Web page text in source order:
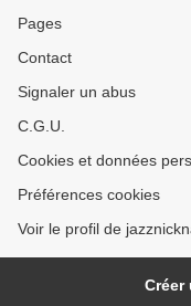
Pages
Contact
Signaler un abus
C.G.U.
Cookies et données
Préférences cookies
Voir le profil de
Créer